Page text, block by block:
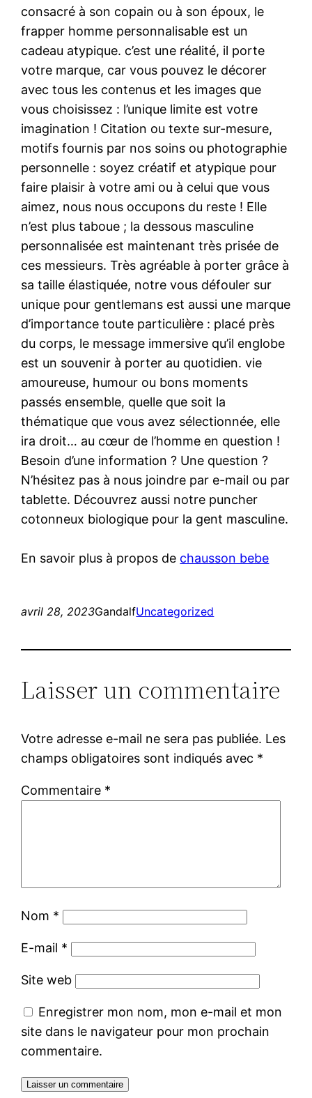
consacré à son copain ou à son époux, le
frapper homme personnalisable est un
cadeau atypique. c’est une réalité, il porte
votre marque, car vous pouvez le décorer
avec tous les contenus et les images que
vous choisissez : l’unique limite est votre
imagination ! Citation ou texte sur-mesure,
motifs fournis par nos soins ou photographie
personnelle : soyez créatif et atypique pour
faire plaisir à votre ami ou à celui que vous
aimez, nous nous occupons du reste ! Elle
n’est plus taboue ; la dessous masculine
personnalisée est maintenant très prisée de
ces messieurs. Très agréable à porter grâce à
sa taille élastiquée, notre vous défouler sur
unique pour gentlemans est aussi une marque
d’importance toute particulière : placé près
du corps, le message immersive qu’il englobe
est un souvenir à porter au quotidien. vie
amoureuse, humour ou bons moments
passés ensemble, quelle que soit la
thématique que vous avez sélectionnée, elle
ira droit… au cœur de l’homme en question !
Besoin d’une information ? Une question ?
N’hésitez pas à nous joindre par e-mail ou par
tablette. Découvrez aussi notre puncher
cotonneux biologique pour la gent masculine.
En savoir plus à propos de chausson bebe
avril 28, 2023GandalfUncategorized
Laisser un commentaire
Votre adresse e-mail ne sera pas publiée. Les
champs obligatoires sont indiqués avec *
Commentaire *
Nom *
E-mail *
Site web
Enregistrer mon nom, mon e-mail et mon
site dans le navigateur pour mon prochain
commentaire.